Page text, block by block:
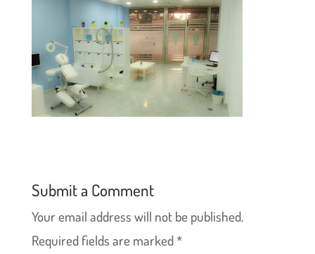
Submit a Comment
Your email address will not be published.
Required fields are marked*